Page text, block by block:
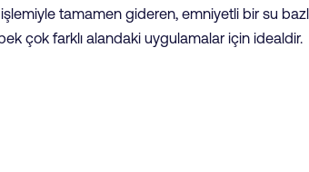
işlemiyle tamamen gideren, emniyetli bir su
çok farklı alandaki uygulamalar için idealdir.